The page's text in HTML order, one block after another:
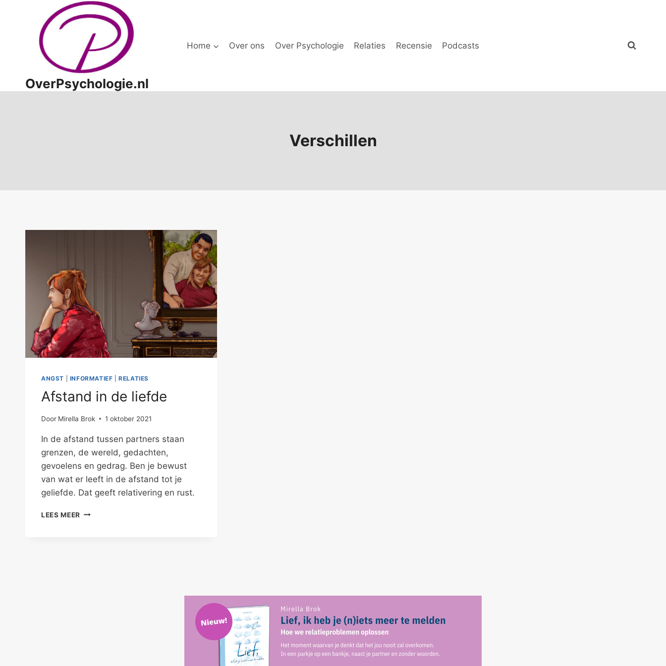
OverPsychologie.nl
Home Over ons Over Psychologie Relaties Recensie Podcasts
Verschillen
ANGST INFORMATIEF |RELATIES
Afstand in de liefde
Door Mirella Brok 1 oktober 2021
In de afstand tussen partners staan
grenzen, de wereld, gedachten,
gevoelens en gedrag. Ben je bewust
van wat er leeft in de afstand tot je
geliefde. Dat geeft relativering en rust.
LEES MEER AFSTAND